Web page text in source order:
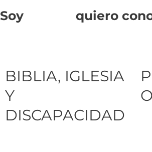
Soy quiero
BIBLIA, IGLESIA
Y
DISCAPACIDAD